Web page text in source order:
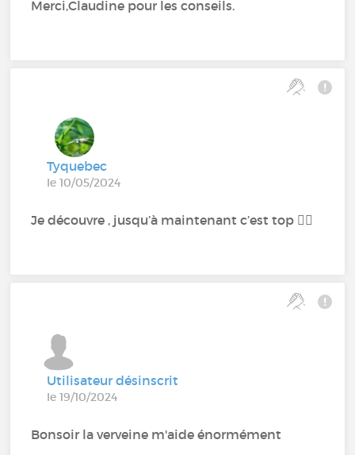
Merci,Claudine pour les conseils.
Tyquebec
le 10/05/2024
Je découvre , jusqu’à maintenant c’est top 👍🏼
Utilisateur désinscrit
le 19/10/2024
Bonsoir la verveine m'aide énormément